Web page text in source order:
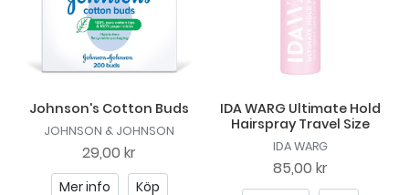
Johnson's Cotton Buds
JOHNSON & JOHNSON
29,00 kr
Mer info Köp
IDA WARG Ultimate Hold
Hairspray Travel Size
IDA WARG
85,00 kr